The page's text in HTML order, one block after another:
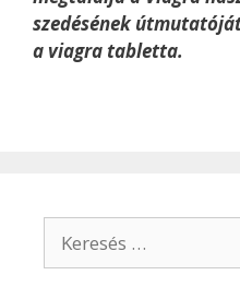
szedésének
a viagra tabletta.